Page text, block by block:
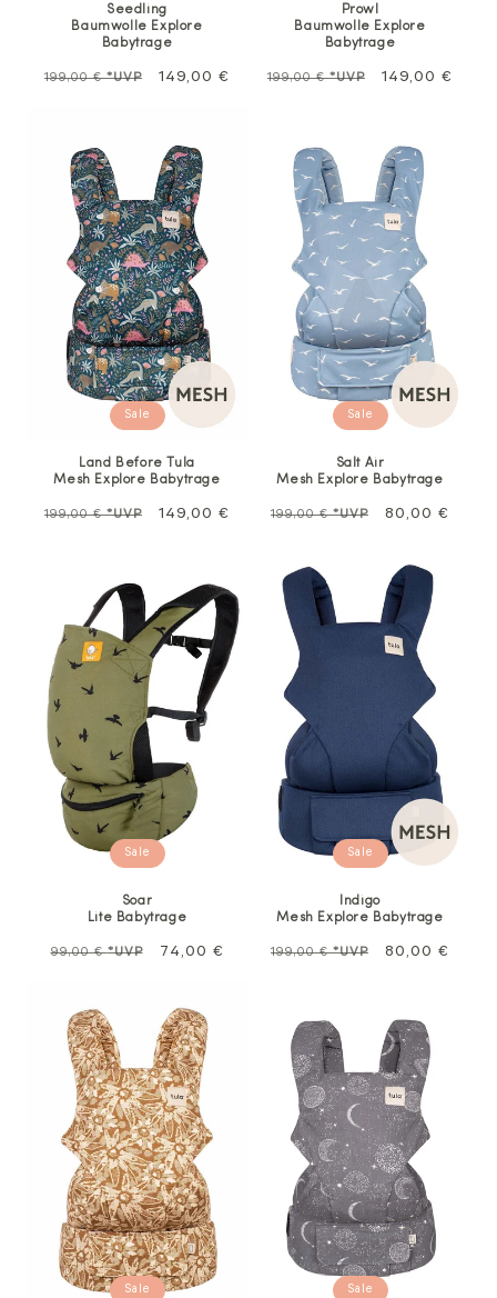
Seedling
Baumwolle Explore
Babytrage
Normalpreis
199,00 €*UVP Sale
149,00 €
Prowl
Baumwolle Explore
Babytrage
Normalpreis
199,00 €*UVP Sale
149,00 €
Sale
Land Before Tula
Mesh Explore Babytrage
Normalpreis
199,00 €*UVP Sale
149,00 €
Sale
Salt Air
Mesh Explore Babytrage
Regulärer
199,00 €*UVP Sale
80,00 €
Sale
Soar
Lite Babytrage
Normalpreis
99,00 €*UVP Sale
74,00 €
Sale
Indigo
Mesh Explore Babytrage
Regulärer
199,00 €*UVP Sale
80,00 €
Sale Sale